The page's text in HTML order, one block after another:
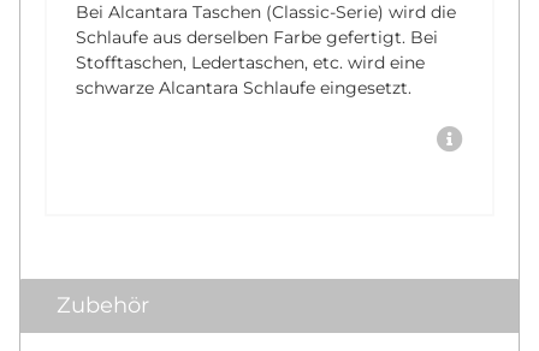
Bei Alcantara Taschen (Classic-Serie) wird die
Schlaufe aus derselben Farbe gefertigt. Bei
Stofftaschen, Ledertaschen, etc. wird eine
schwarze Alcantara Schlaufe eingesetzt.
Zubehör